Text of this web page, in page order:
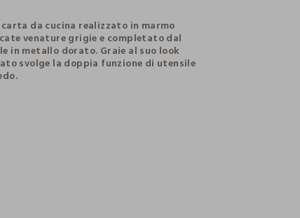
da cucina realizzato in marmo
venature grigie e completato dal
in metallo dorato. Graie al suo look
svolge la doppia funzione di utensile